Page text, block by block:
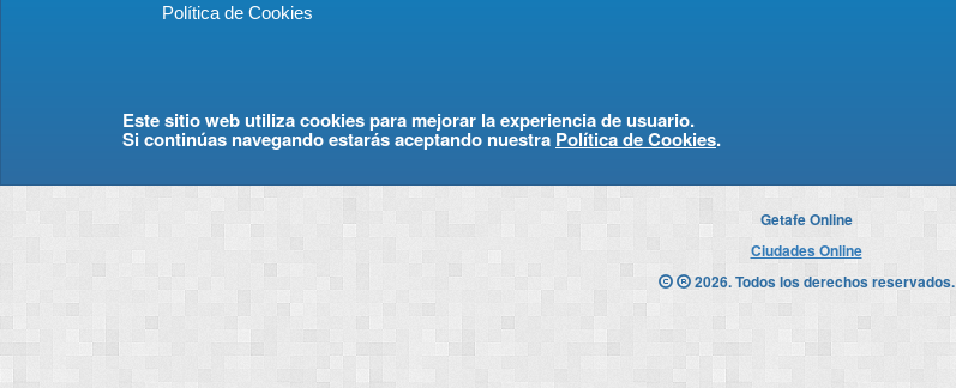
Política de Cookies
Este sitio web utiliza cookies para mejorar la experiencia de usuario.
Si continúas navegando estarás aceptando nuestra Política de Cookies.
Getafe Online
Ciudades Online
2026. Todos los derechos reservados.